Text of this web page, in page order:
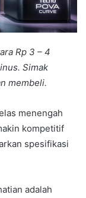
Rp 3 – 4
Simak
membeli.
menengah
kompetitif
spesifikasi
adalah